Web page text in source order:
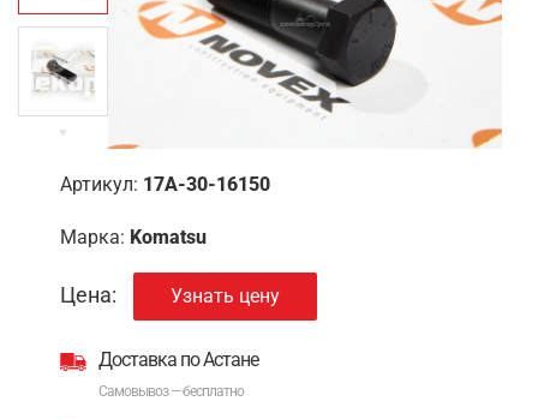
Артикул: 17A-30-16150
Марка: Komatsu
Цена: Узнать цену
Доставка по Астане
Самовывоз — бесплатно